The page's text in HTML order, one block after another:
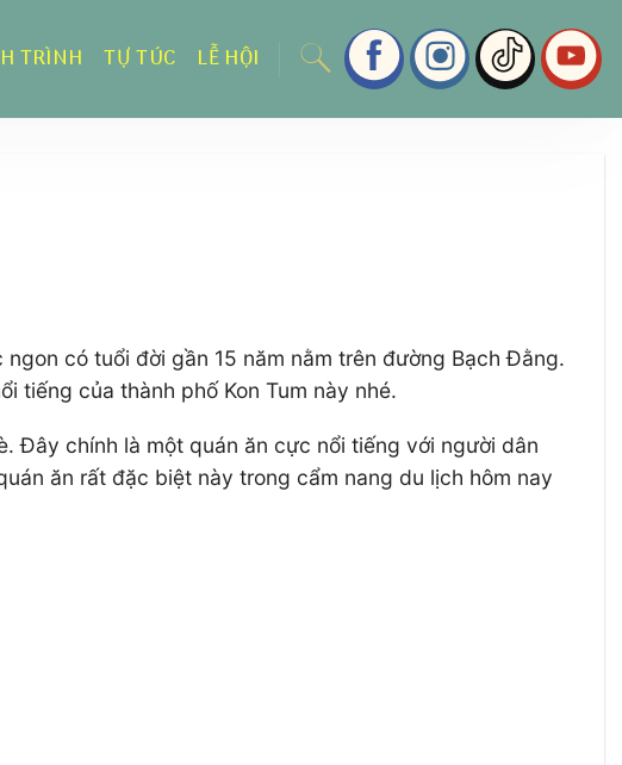
TRÌNH TỰ TÚC LỄ HỘI
có tuổi đời gần 15 năm nằm trên đường Bạch Đằng.
tiếng của thành phố Kon Tum này nhé.
Đây chính là một quán ăn cực nổi tiếng với người dân
ăn rất đặc biệt này trong cẩm nang du lịch hôm nay